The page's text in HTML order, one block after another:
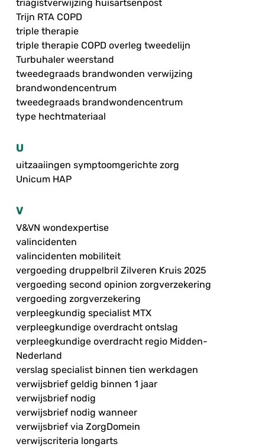
triagistverwijzing huisartsenpost
Trijn RTA COPD
triple therapie
triple therapie COPD overleg tweedelijn
Turbuhaler weerstand
tweedegraads brandwonden verwijzing
brandwondencentrum
tweedegraads brandwondencentrum
type hechtmateriaal
U
uitzaaiingen symptoomgerichte zorg
Unicum HAP
V
V&VN wondexpertise
valincidenten
valincidenten mobiliteit
vergoeding druppelbril Zilveren Kruis 2025
vergoeding second opinion zorgverzekering
vergoeding zorgverzekering
verpleegkundig specialist MTX
verpleegkundige overdracht ontslag
verpleegkundige overdracht regio Midden-
Nederland
verslag specialist binnen tien werkdagen
verwijsbrief geldig binnen 1 jaar
verwijsbrief nodig
verwijsbrief nodig wanneer
verwijsbrief via ZorgDomein
verwijscriteria longarts